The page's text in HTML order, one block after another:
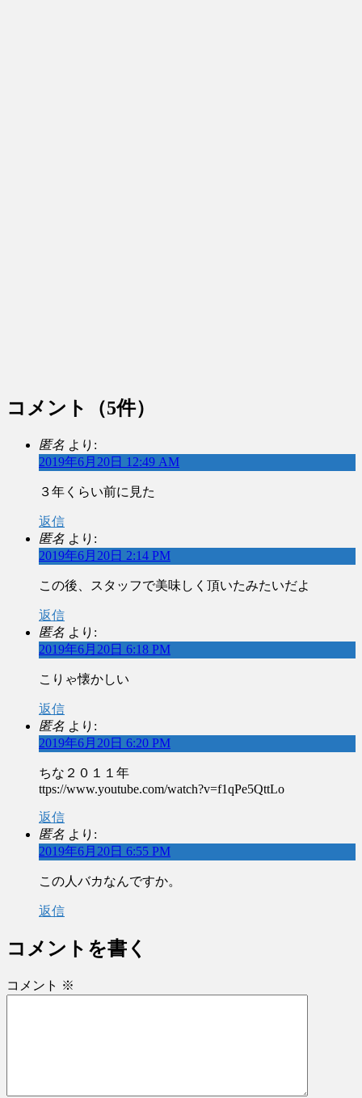
コメント （5件）
匿名 より:
2019年6月20日 12:49 AM
３年くらい前に見た
返信
匿名 より:
2019年6月20日 2:14 PM
この後、スタッフで美味しく頂いたみたいだよ
返信
匿名 より:
2019年6月20日 6:18 PM
こりゃ懐かしい
返信
匿名 より:
2019年6月20日 6:20 PM
ちな２０１１年
ttps://www.youtube.com/watch?v=f1qPe5QttLo
返信
匿名 より:
2019年6月20日 6:55 PM
この人バカなんですか。
返信
コメントを書く
コメント ※